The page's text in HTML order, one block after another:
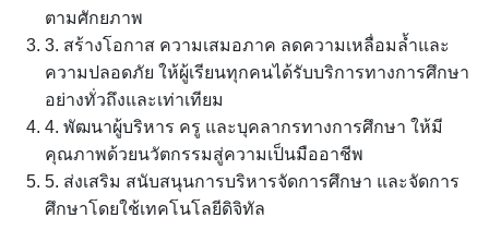
แผนพัฒนาคุณภาพการศึกษาขั้นพื้นฐานพ.ศ.2566-2570
โครงสร้าง หน้าที่และอำนาจ
ทำเนียบ อ.ก.ค.ศ. เขตพื้นที่การศึกษา
อำนาจหน้าที่ อ.ก.ค.ศ.
กลุ่มนิเทศ ติดตาม และประเมินผลการจัดการศึกษา
กลุ่มส่งเสริมการจัดการศึกษา
กลุ่มนโยบายและแผน
กลุ่มส่งเสริมการศึกษาทางไกลฯ
แผนบริหารการศึกษาขั้นพื้นฐาน ปีงบ 2567
ผลงานวิชาการและงานวิจัย
เอกสารเผยแพร่
คู่มือการใช้งานเว็บไซต์
PISA CENTER
SMSS
Ememo
คู่มือ Ememo
e-SME
ข้อมูลการติดต่อและช่องทางการสอบถาม
Q&A กระดานถาม-ตอบ
Social Media
FACEBOOK
ระบบสมาชิก
ตามศักยภาพ
3. สร้างโอกาส ความเสมอภาค ลดความเหลื่อมล้ำและ
ความปลอดภัย ให้ผู้เรียนทุกคนได้รับบริการทางการศึกษา
อย่างทั่วถึงและเท่าเทียม
4. พัฒนาผู้บริหาร ครู และบุคลากรทางการศึกษา ให้มี
คุณภาพด้วยนวัตกรรมสู่ความเป็นมืออาชีพ
5. ส่งเสริม สนับสนุนการบริหารจัดการศึกษา และจัดการ
ศึกษาโดยใช้เทคโนโลยีดิจิทัล